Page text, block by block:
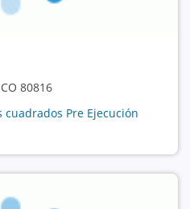
80816
cuadrados Pre Ejecución